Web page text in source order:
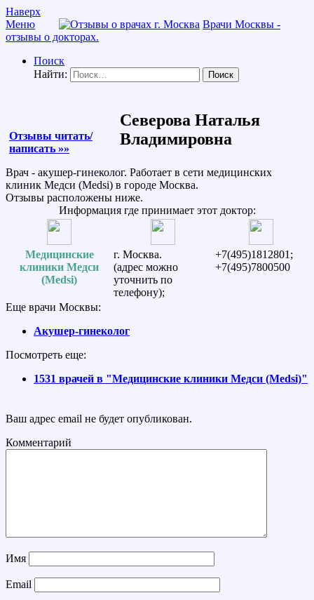
Наверх
Меню
Врачи Москвы -
отзывы о докторах.
Поиск
Найти:
Отзывы читать/
написать »»
Северова Наталья
Владимировна
Врач - акушер-гинеколог. Работает в сети медицинских
клиник Медси (Medsi) в городе Москва.
Отзывы расположены ниже.
Информация где принимает этот доктор:
Медицинские
клиники Медси
(Medsi)
г. Москва.
(адрес можно
уточнить по
телефону);
+7(495)1812801;
+7(495)7800500
Еще врачи Москвы:
Акушер-гинеколог
Посмотреть еще:
1531 врачей в "Медицинские клиники Медси (Medsi)"
Ваш адрес email не будет опубликован.
Комментарий
Имя
Email